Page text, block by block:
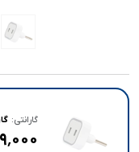
گارانتی: